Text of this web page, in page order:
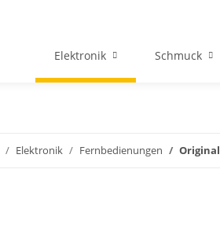
Elektronik Schmuck
Elektronik Fernbedienungen Original